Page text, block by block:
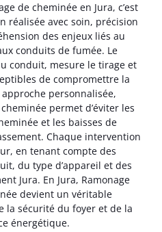
de cheminée en Jura, c’est
réalisée avec soin, précision
des enjeux liés au
conduits de fumée. Le
conduit, mesure le tirage et
de compromettre la
personnalisée,
permet d’éviter les
et les baisses de
Chaque intervention
en tenant compte des
du type d’appareil et des
Jura. En Jura, Ramonage
devient un véritable
la sécurité du foyer et de la
énergétique.